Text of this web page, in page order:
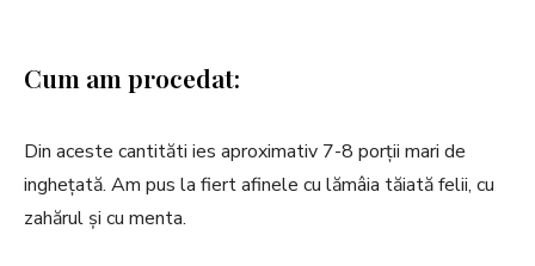
Cum am procedat:
Din aceste cantităti ies aproximativ 7-8 porții mari de
inghețată. Am pus la fiert afinele cu lămâia tăiată felii, cu
zahărul și cu menta.